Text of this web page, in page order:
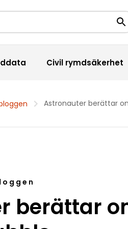
Civil rymdsäkerhet
Astronauter berättar
berättar